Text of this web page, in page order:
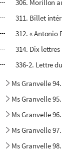
306. Morillon
311. Billet
312. «
314. Dix
336-2. Lettre
Ms Granvelle
Ms Granvelle
Ms Granvelle
Ms Granvelle
Ms Granvelle